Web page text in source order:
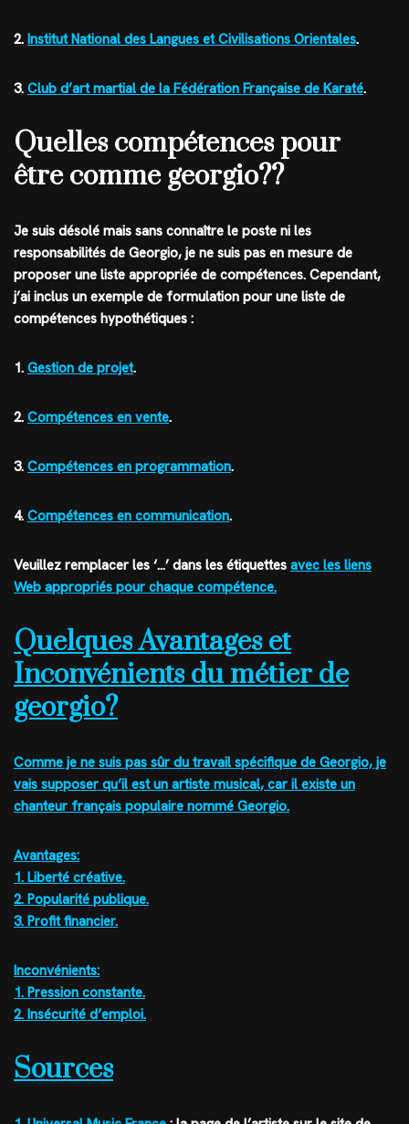
2. Institut National des Langues et Civilisations Orientales.
3. Club d’art martial de la Fédération Française de Karaté.
Quelles compétences pour
être comme georgio??
Je suis désolé mais sans connaître le poste ni les
responsabilités de Georgio, je ne suis pas en mesure de
proposer une liste appropriée de compétences. Cependant,
j’ai inclus un exemple de formulation pour une liste de
compétences hypothétiques :
1. Gestion de projet.
2. Compétences en vente.
3. Compétences en programmation.
4. Compétences en communication.
Veuillez remplacer les ‘…’ dans les étiquettes avec les liens
Web appropriés pour chaque compétence.
Quelques Avantages et
Inconvénients du métier de
georgio?
Comme je ne suis pas sûr du travail spécifique de Georgio, je
vais supposer qu’il est un artiste musical, car il existe un
chanteur français populaire nommé Georgio.
Avantages:
1. Liberté créative.
2. Popularité publique.
3. Profit financier.
Inconvénients:
1. Pression constante.
2. Insécurité d’emploi.
Sources